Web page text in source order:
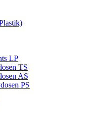
LP
TS
AS
PS